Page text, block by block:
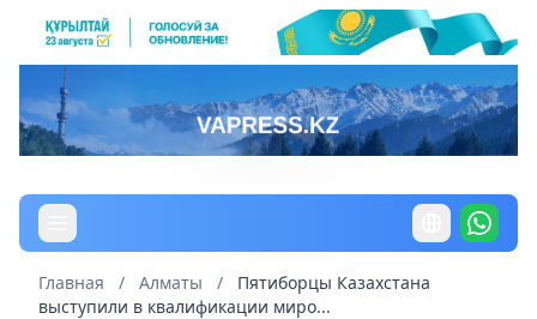
Главная / Алматы /
Пятиборцы Казахстана
выступили в квалификации миро...